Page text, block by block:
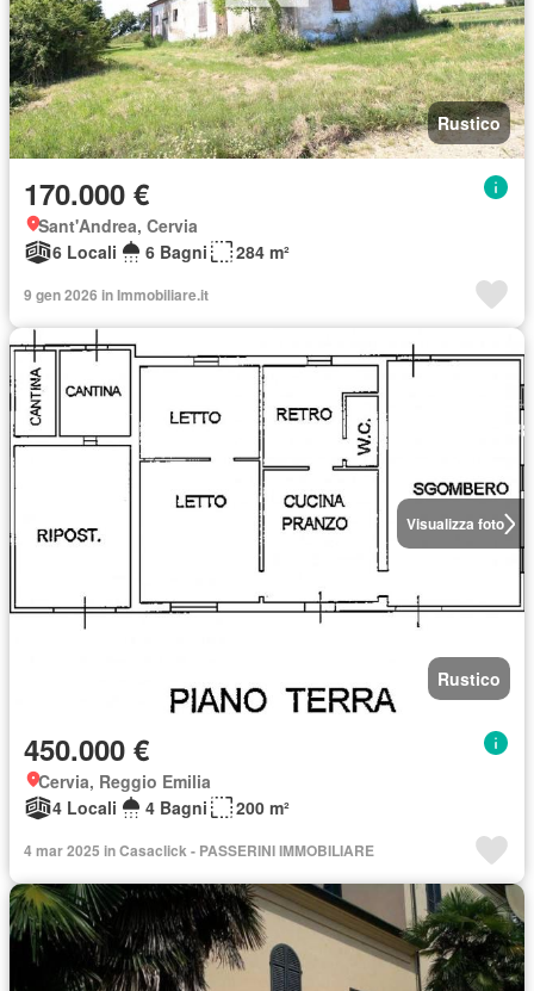
Rustico
170.000 €
Sant'Andrea, Cervia
6 Locali
6 Bagni 284 m²
9 gen 2026 in Immobiliare.it
Visualizza foto
Rustico
450.000 €
Cervia, Reggio Emilia
4 Locali
4 Bagni 200 m²
4 mar 2025 in Casaclick - PASSERINI IMMOBILIARE